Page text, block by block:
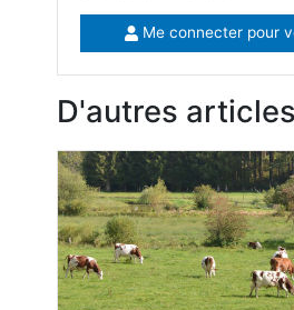
Me connecter pour
D'autres articles